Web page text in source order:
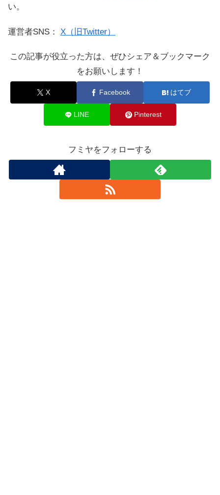
い。
運営者SNS： X（旧Twitter）
この記事が役立った方は、ぜひシェア＆ブックマーク
をお願いします！
X Facebook はてブ
LINE Pinterest
フミヤをフォローする